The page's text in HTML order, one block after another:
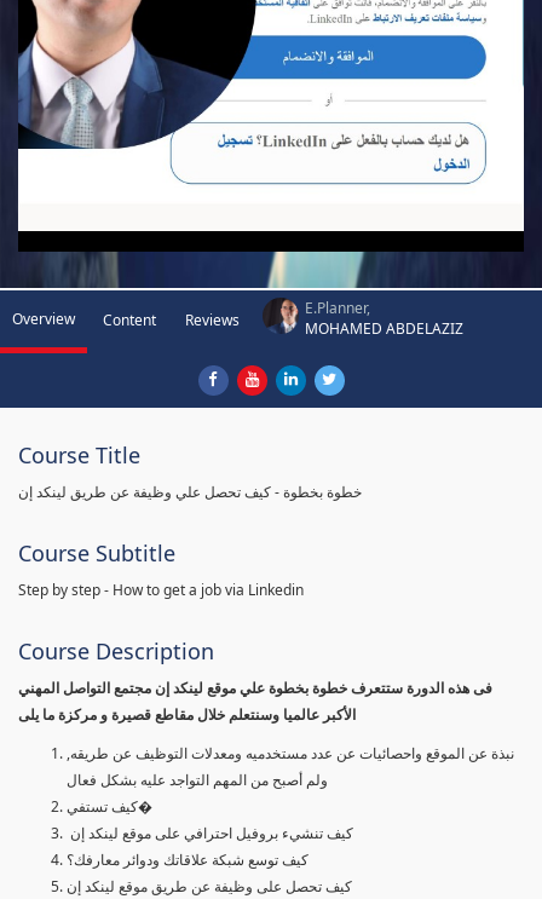
Overview Content Reviews
E.Planner,
MOHAMED ABDELAZIZ
Course Title
خطوة بخطوة - كيف تحصل علي وظيفة عن طريق لينكد إن
Course Subtitle
Step by step - How to get a job via Linkedin
Course Description
فى هذه الدورة ستتعرف خطوة بخطوة علي موقع لينكد إن مجتمع التواصل المهني
الأكبر عالميا وسنتعلم خلال مقاطع قصيرة و مركزة ما يلى
نبذة عن الموقع واحصائيات عن عدد مستخدميه ومعدلات التوظيف عن طريقه,
ولم أصبح من المهم التواجد عليه بشكل فعال
كيف تستفي�
كيف تنشيء بروفيل احترافي على موقع لينكد إن
كيف توسع شبكة علاقاتك ودوائر معارفك؟
كيف تحصل على وظيفة عن طريق موقع لينكد إن